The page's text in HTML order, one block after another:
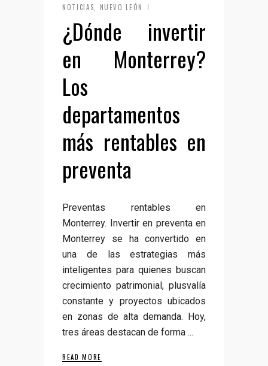
NOTICIAS, NUEVO LEÓN
¿Dónde invertir
en Monterrey?
Los
departamentos
más rentables en
preventa
Preventas rentables en
Monterrey. Invertir en preventa en
Monterrey se ha convertido en
una de las estrategias más
inteligentes para quienes buscan
crecimiento patrimonial, plusvalía
constante y proyectos ubicados
en zonas de alta demanda. Hoy,
tres áreas destacan de forma
READ MORE